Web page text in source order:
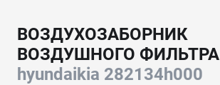
ВОЗДУХОЗАБОРНИК
ВОЗДУШНОГО ФИЛЬТРА
hyundaikia 282134h000